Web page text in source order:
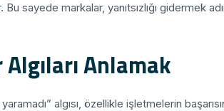
Bu sayede markalar, yanıtsızlığı gidermek
Anlamak
algısı, özellikle işletmelerin